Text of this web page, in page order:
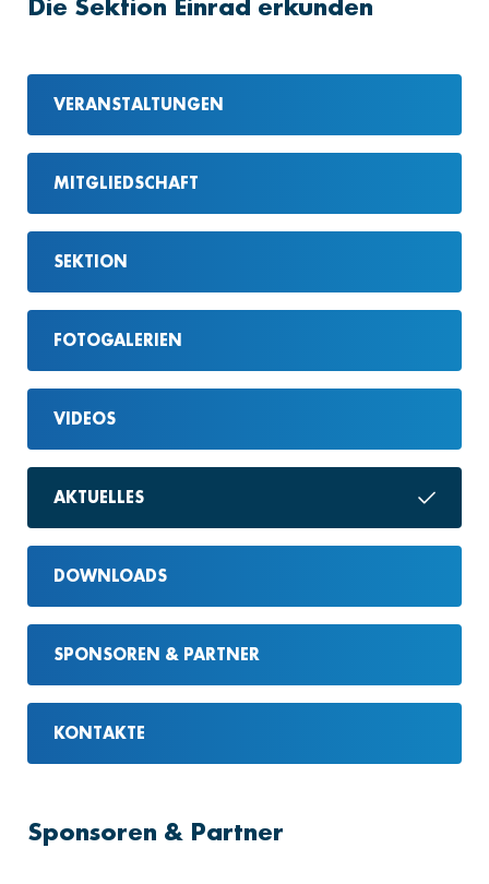
VERANSTALTUNGEN
MITGLIEDSCHAFT
SEKTION
FOTOGALERIEN
VIDEOS
AKTUELLES
DOWNLOADS
SPONSOREN & PARTNER
KONTAKTE
Sponsoren & Partner